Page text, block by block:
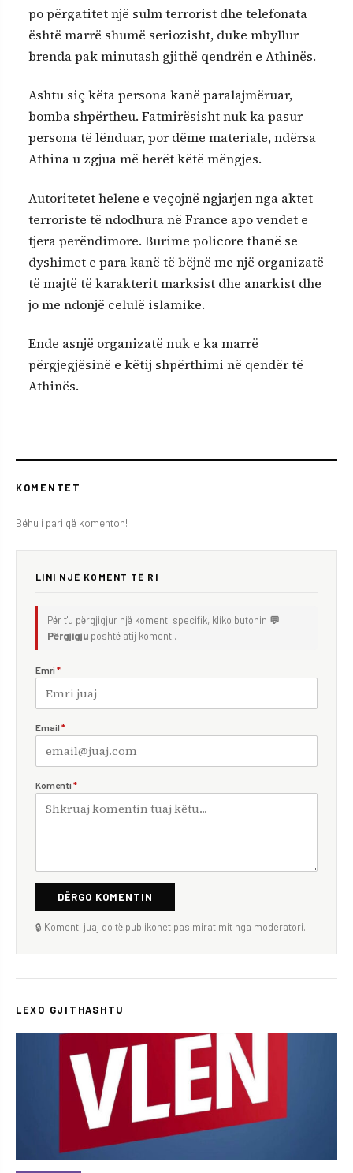
po përgatitet një sulm terrorist dhe telefonata
është marrë shumë seriozisht, duke mbyllur
brenda pak minutash gjithë qendrën e Athinës.
Ashtu siç këta persona kanë paralajmëruar,
bomba shpërtheu. Fatmirësisht nuk ka pasur
persona të lënduar, por dëme materiale, ndërsa
Athina u zgjua më herët këtë mëngjes.
Autoritetet helene e veçojnë ngjarjen nga aktet
terroriste të ndodhura në France apo vendet e
tjera perëndimore. Burime policore thanë se
dyshimet e para kanë të bëjnë me një organizatë
të majtë të karakterit marksist dhe anarkist dhe
jo me ndonjë celulë islamike.
Ende asnjë organizatë nuk e ka marrë
përgjegjësinë e këtij shpërthimi në qendër të
Athinës.
KOMENTET
Bëhu i pari që komenton!
LINI NJË KOMENT TË RI
Për t'u përgjigjur një komenti specifik, kliko butonin 💬
Përgjigju poshtë atij komenti.
Emri *
Email *
Komenti *
DËRGO KOMENTIN
🔒 Komenti juaj do të publikohet pas miratimit nga moderatori.
LEXO GJITHASHTU